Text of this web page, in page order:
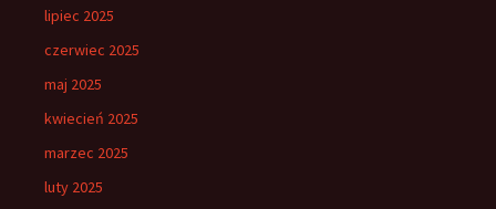
lipiec 2025
czerwiec 2025
maj 2025
kwiecień 2025
marzec 2025
luty 2025